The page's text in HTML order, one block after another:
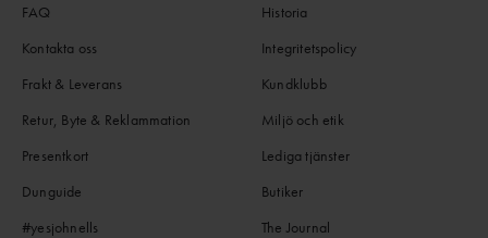
FAQ
Kontakta oss
Frakt & Leverans
Retur, Byte & Reklammation
Presentkort
Dunguide
#yesjohnells
Historia
Integritetspolicy
Kundklubb
Miljö och etik
Lediga tjänster
Butiker
The Journal